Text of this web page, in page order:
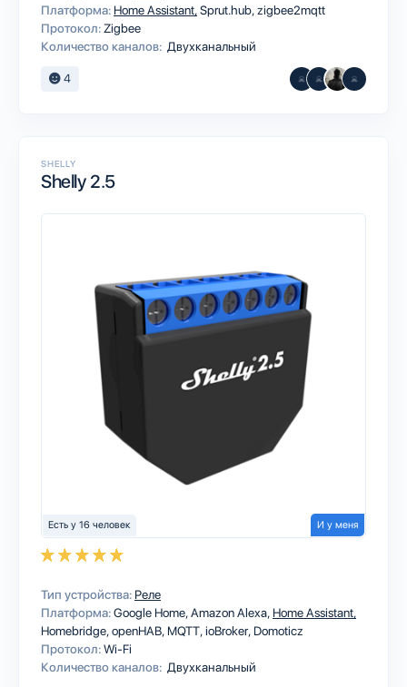
Платформа: Home AssistantSprut.hubzigbee2mqtt
Протокол: Zigbee
Количество каналов: Двухканальный
4
SHELLY
Shelly 2.5
Есть у 16 человек И у меня
Тип устройства: Реле
Платформа:Google HomeAmazon Alexa Home Assistant
HomebridgeopenHAB MQTTioBroker Domoticz
Протокол:Wi-Fi
Количество каналов: Двухканальный